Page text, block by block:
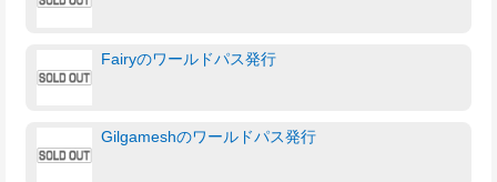
Fairyのワールドパス発行
Gilgameshのワールドパス発行